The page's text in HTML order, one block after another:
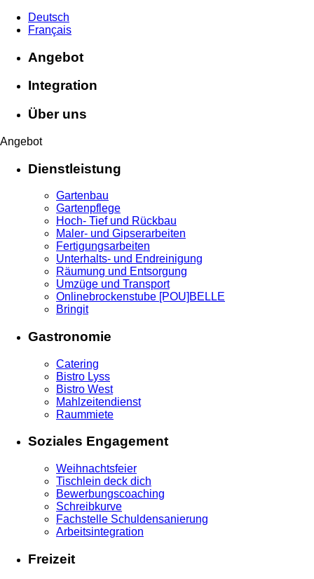
Deutsch
Français
Angebot
Integration
Über uns
Angebot
Dienstleistung
Gartenbau
Gartenpflege
Hoch- Tief und Rückbau
Maler- und Gipserarbeiten
Fertigungsarbeiten
Unterhalts- und Endreinigung
Räumung und Entsorgung
Umzüge und Transport
Onlinebrockenstube [POU]BELLE
Bringit
Gastronomie
Catering
Bistro Lyss
Bistro West
Mahlzeitendienst
Raummiete
Soziales Engagement
Weihnachtsfeier
Tischlein deck dich
Bewerbungscoaching
Schreibkurve
Fachstelle Schuldensanierung
Arbeitsintegration
Freizeit